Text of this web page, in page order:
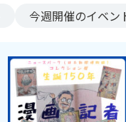
今週開催のイベン